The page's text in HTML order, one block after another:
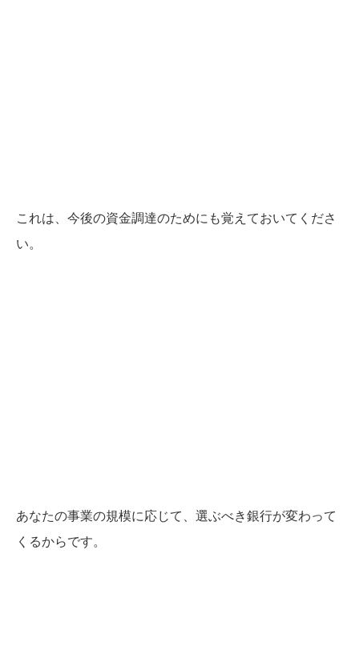
これは、今後の資金調達のためにも覚えておいてくださ
い。
あなたの事業の規模に応じて、選ぶべき銀行が変わって
くるからです。